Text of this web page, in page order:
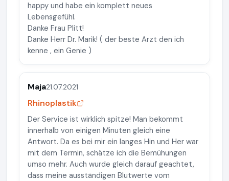
happy und habe ein komplett neues
Lebensgefühl.
Danke Frau Plitt!
Danke Herr Dr. Marik! ( der beste Arzt den ich
kenne , ein Genie )
Maja21.07.2021
Rhinoplastik
Der Service ist wirklich spitze! Man bekommt
innerhalb von einigen Minuten gleich eine
Antwort. Da es bei mir ein langes Hin und Her war
mit dem Termin, schätze ich die Bemühungen
umso mehr. Auch wurde gleich darauf geachtet,
dass meine ausständigen Blutwerte vom